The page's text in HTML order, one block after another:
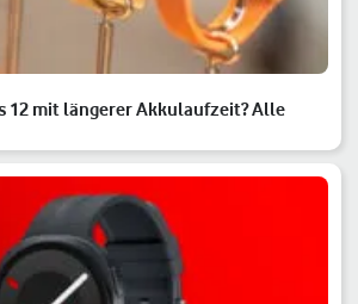
12 mit längerer Akkulaufzeit? Alle